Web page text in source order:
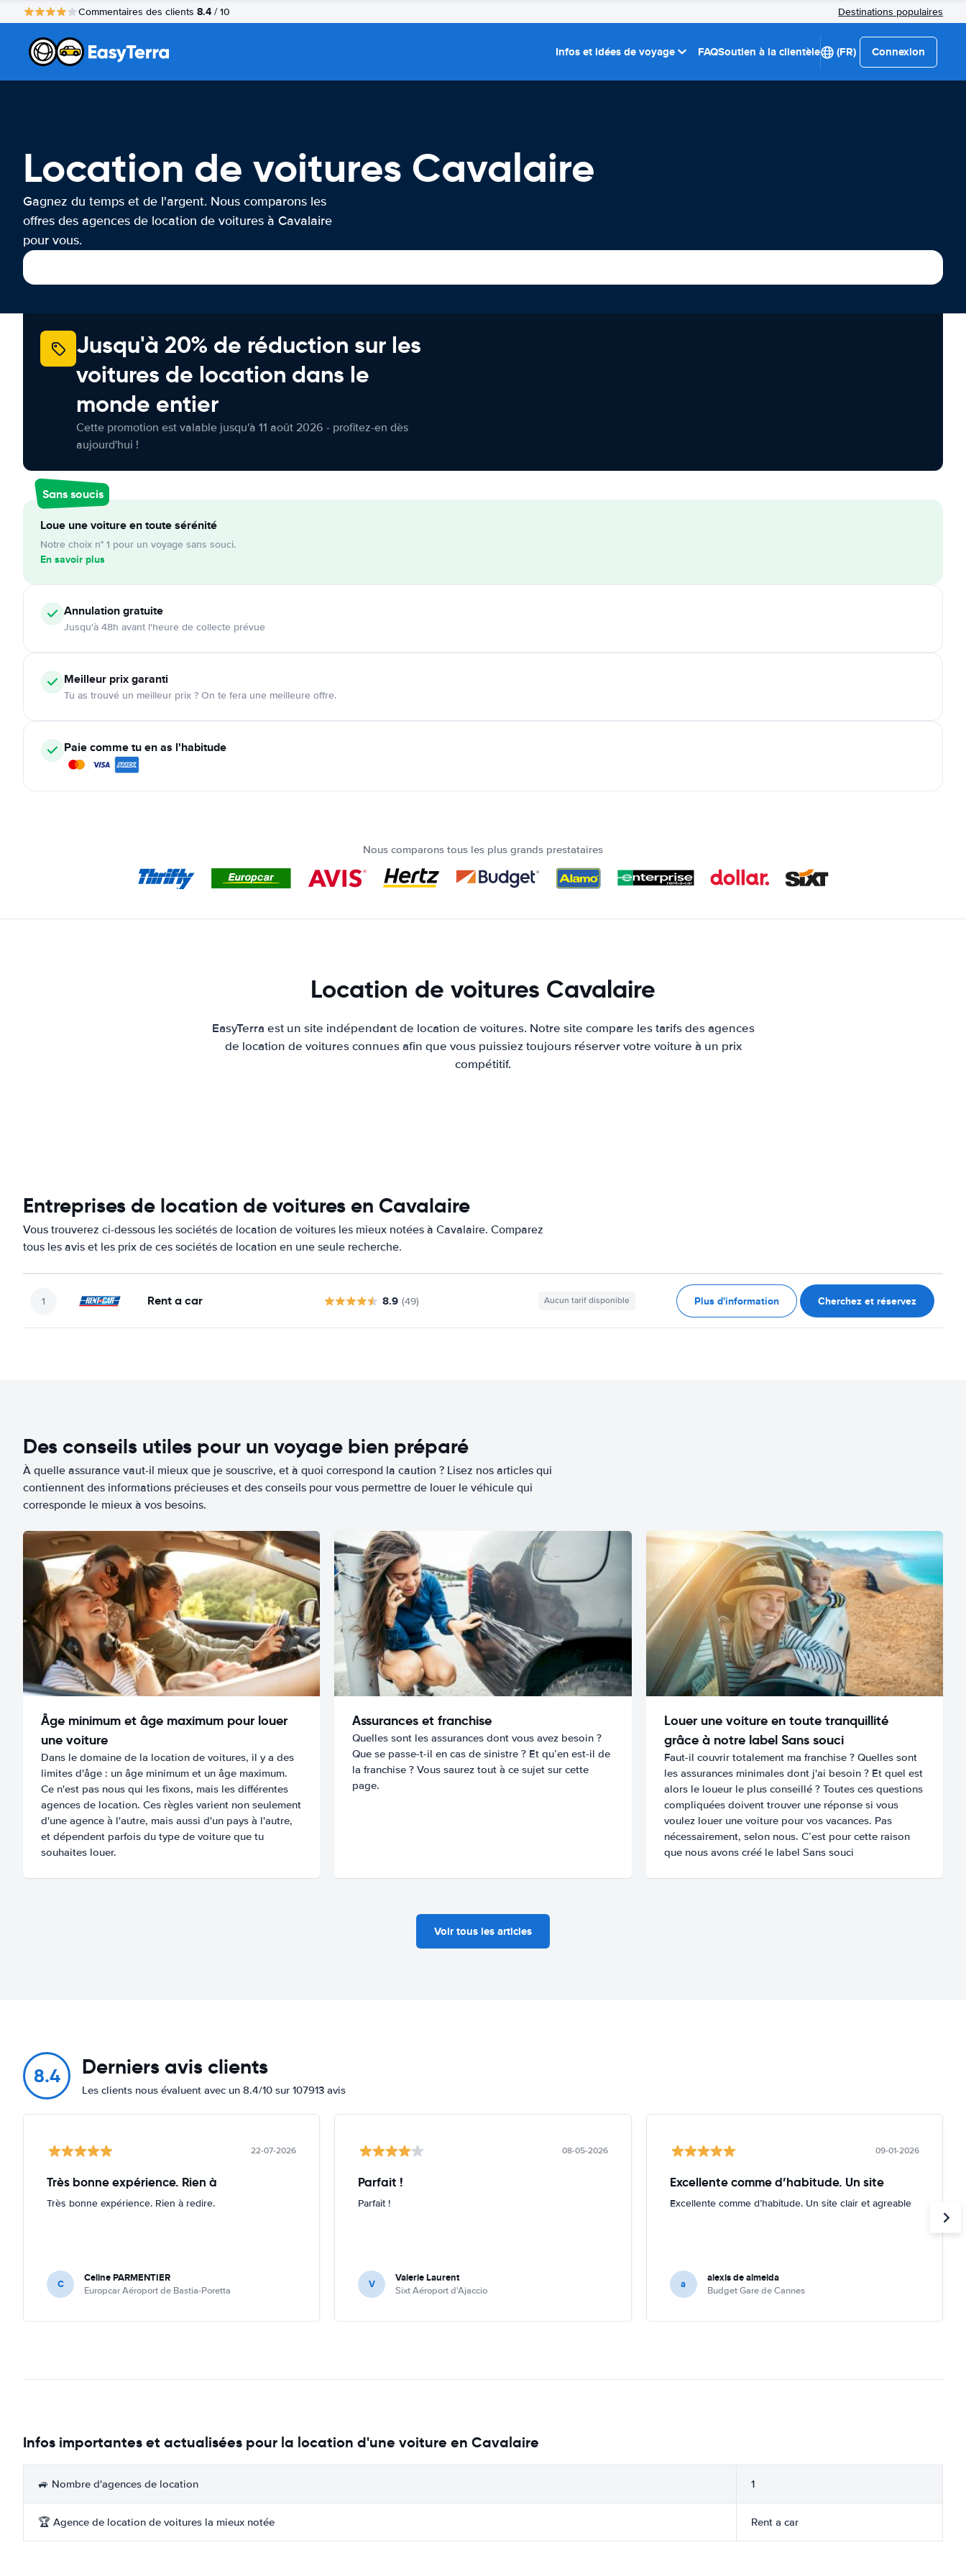
Commentaires des clients 8.4 / 10 Destinations populaires
Infos et idées de voyage FAQSoutien à la clientèle (FR) Connexion
Location de voitures Cavalaire
Gagnez du temps et de l'argent. Nous comparons les
offres des agences de location de voitures à Cavalaire
pour vous.
Jusqu'à 20% de réduction sur les
voitures de location dans le
monde entier
Cette promotion est valable jusqu'à 11 août 2026 - profitez-en dès
aujourd'hui !
Sans soucis
Loue une voiture en toute sérénité
Notre choix n° 1 pour un voyage sans souci.
En savoir plus
Annulationgratuite
Jusqu'à 48h avant l'heure de collecte prévue
Meilleur prix garanti
Tu as trouvé un meilleur prix ? On te fera une meilleure offre.
Paie comme tu en as l'habitude
Nous comparons tous les plus grands prestataires
Location de voitures Cavalaire
EasyTerra est un site indépendant de location de voitures. Notre site compare les tarifs des agences
de location de voitures connues afin que vous puissiez toujours réserver votre voiture à un prix
compétitif.
Entreprises de location de voitures en Cavalaire
Vous trouverez ci-dessous les sociétés de location de voitures les mieux notées à Cavalaire. Comparez
tous les avis et les prix de ces sociétés de location en une seule recherche.
Rent a car 8.9 (49) Aucun tarif disponible Plus d'information Cherchez et réservez
Des conseils utiles pour un voyage bien préparé
À quelle assurance vaut-il mieux que je souscrive, et à quoi correspond la caution ? Lisez nos articles qui
contiennent des informations précieuses et des conseils pour vous permettre de louer le véhicule qui
corresponde le mieux à vos besoins.
Âge minimum et âge maximum pour louer
une voiture
Dans le domaine de la location de voitures, il y a des
limites d'âge : un âge minimum et un âge maximum.
Ce n'est pas nous qui les fixons, mais les différentes
agences de location. Ces règles varient non seulement
d'une agence à l'autre, mais aussi d'un pays à l'autre,
et dépendent parfois du type de voiture que tu
souhaites louer.
Assurances et franchise
Quelles sont les assurances dont vous avez besoin ?
Que se passe-t-il en cas de sinistre ? Et qu’en est-il de
la franchise ? Vous saurez tout à ce sujet sur cette
page.
Louer une voiture en toute tranquillité
grâce à notre label Sans souci
Faut-il couvrir totalement ma franchise ? Quelles sont
les assurances minimales dont j'ai besoin ? Et quel est
alors le loueur le plus conseillé ? Toutes ces questions
compliquées doivent trouver une réponse si vous
voulez louer une voiture pour vos vacances. Pas
nécessairement, selon nous. C’est pour cette raison
que nous avons créé le label Sans souci
Voir tous les articles
8.4 Derniers avis clients
Les clients nous évaluent avec un 8.4/10 sur 107913 avis
22-07-2026
Très bonne expérience. Rien à
Très bonne expérience. Rien à redire.
C Celine PARMENTIER
Europcar Aéroport de Bastia-Poretta
08-05-2026
Parfait !
Parfait !
V Valerie Laurent
Sixt Aéroport d'Ajaccio
09-01-2026
Excellente comme d’habitude. Un site
Excellente comme d’habitude. Un site clair et agreable
a alexis de almeida
Budget Gare de Cannes
Infos importantes et actualisées pour la location d'une voiture en Cavalaire
🚙 Nombre d'agences de location 1
🏆 Agence de location de voitures la mieux notée Rent a car